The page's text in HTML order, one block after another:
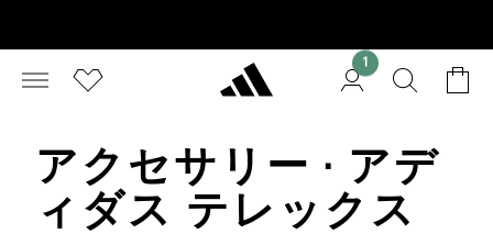
1
アクセサリー · アデ
ィダス テレックス